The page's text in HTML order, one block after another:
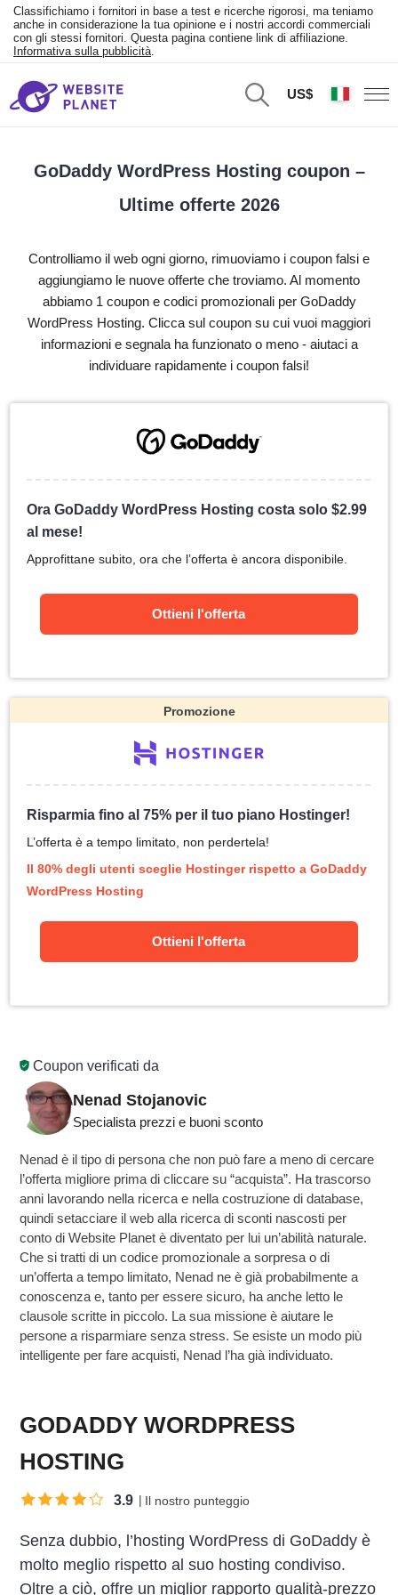
Classifichiamo i fornitori in base a test e ricerche rigorosi, ma teniamo
anche in considerazione la tua opinione e i nostri accordi commerciali
con gli stessi fornitori. Questa pagina contiene link di affiliazione.
Informativa sulla pubblicità.
US$
GoDaddy WordPress Hosting coupon –
Ultime offerte 2026
Controlliamo il web ogni giorno, rimuoviamo i coupon falsi e
aggiungiamo le nuove offerte che troviamo. Al momento
abbiamo 1 coupon e codici promozionali per GoDaddy
WordPress Hosting. Clicca sul coupon su cui vuoi maggiori
informazioni e segnala ha funzionato o meno - aiutaci a
individuare rapidamente i coupon falsi!
Coupon verificati da
Nenad Stojanovic
Specialista prezzi e buoni sconto
Nenad è il tipo di persona che non può fare a meno di cercare
l’offerta migliore prima di cliccare su “acquista”. Ha trascorso
anni lavorando nella ricerca e nella costruzione di database,
quindi setacciare il web alla ricerca di sconti nascosti per
conto di Website Planet è diventato per lui un’abilità naturale.
Che si tratti di un codice promozionale a sorpresa o di
un’offerta a tempo limitato, Nenad ne è già probabilmente a
conoscenza e, tanto per essere sicuro, ha anche letto le
clausole scritte in piccolo. La sua missione è aiutare le
persone a risparmiare senza stress. Se esiste un modo più
intelligente per fare acquisti, Nenad l’ha già individuato.
Ora GoDaddy WordPress Hosting costa solo$2.99
al mese!
Approfittane subito, ora che l’offerta è ancora disponibile.
Ottieni l'offerta
Promozione
Risparmia fino al 75% per il tuo piano Hostinger!
L’offerta è a tempo limitato, non perdertela!
Il 80% degli utenti sceglie Hostinger rispetto a GoDaddy
WordPress Hosting
Ottieni l'offerta
GODADDY WORDPRESS
HOSTING
3.9 Il nostro punteggio
Senza dubbio, l’hosting WordPress di GoDaddy è
molto meglio rispetto al suo hosting condiviso.
Oltre a ciò, offre un miglior rapporto qualità-prezzo